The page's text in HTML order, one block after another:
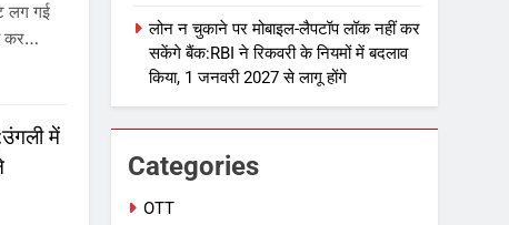
लग गई
कर…
में
लोन न चुकाने पर मोबाइल-लैपटॉप लॉक नहीं कर
सकेंगे बैंक:RBI ने रिकवरी के नियमों में बदलाव
किया, 1 जनवरी 2027 से लागू होंगे
Categories
OTT